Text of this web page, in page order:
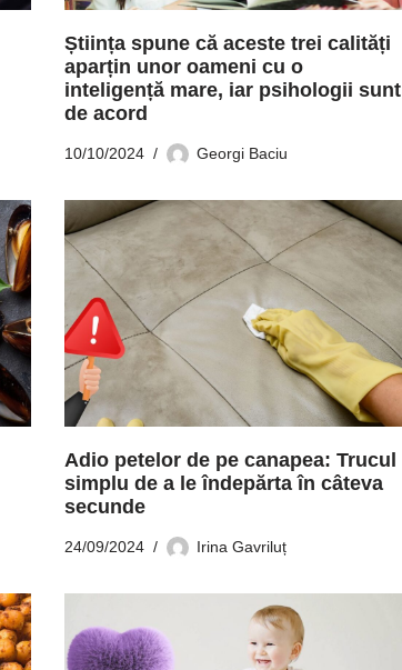
Știința spune că aceste trei calități
aparțin unor oameni cu o
inteligență mare, iar psihologii sunt
de acord
10/10/2024 Georgi Baciu
Adio petelor de pe canapea: Trucul
simplu de a le îndepărta în câteva
secunde
24/09/2024 Irina Gavriluț